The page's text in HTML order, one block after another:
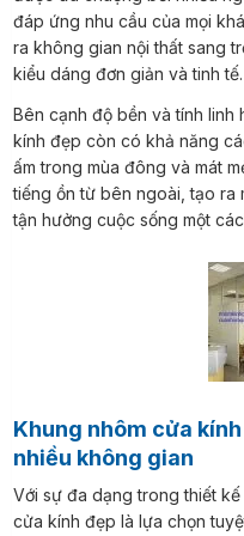
đáp ứng nhu cầu của mọi
ra không gian nội thất sang
kiểu dáng đơn giản và tinh tế.
Bên cạnh độ bền và tính linh hoạt, mẫu cửa chính khung nhôm
kính đẹp còn có khả năng
ấm trong mùa đông và mát
tiếng ồn từ bên ngoài, tạo ra
tận hưởng cuộc sống một
Khung nhôm cửa kính – Lựa chọn phù hợp cho
nhiều không gian
Với sự đa dạng trong thiết kế và kích thước, mẫu khung nhôm
cửa kính đẹp là lựa chọn